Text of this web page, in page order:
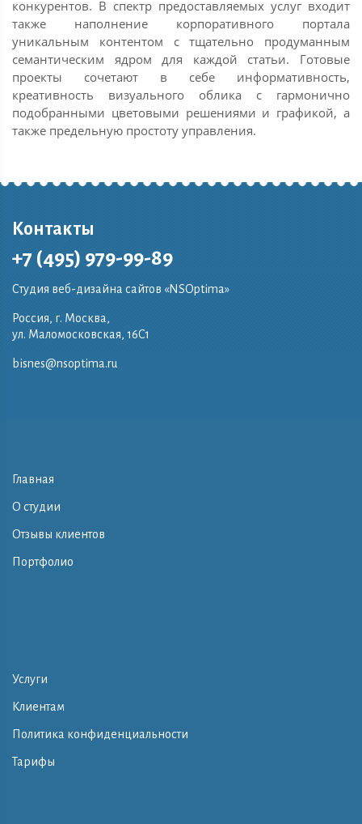
конкурентов. В спектр предоставляемых услуг входит
также наполнение корпоративного портала
уникальным контентом с тщательно продуманным
семантическим ядром для каждой статьи. Готовые
проекты сочетают в себе информативность,
креативность визуального облика с гармонично
подобранными цветовыми решениями и графикой, а
также предельную простоту управления.
Контакты
+7 (495) 979-99-89
Студия веб-дизайна сайтов «NSOptima»
Россия, г. Москва,
ул. Маломосковская, 16C1
bisnes@nsoptima.ru
Главная
О студии
Отзывы клиентов
Портфолио
Услуги
Клиентам
Политика конфиденциальности
Тарифы